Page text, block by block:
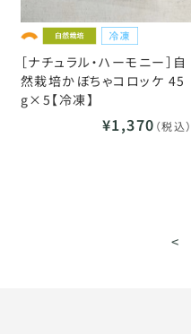
［ナチュラル・ハーモニー］自
然栽培かぼちゃコロッケ 45
g×5【冷凍】
¥1,370 （税込）
<